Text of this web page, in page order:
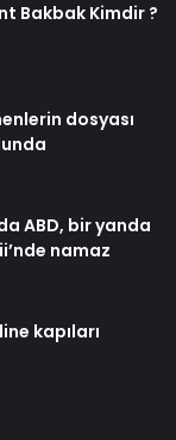
Bakbak Kimdir ?
dosyası
ABD, bir yanda
namaz
kapıları